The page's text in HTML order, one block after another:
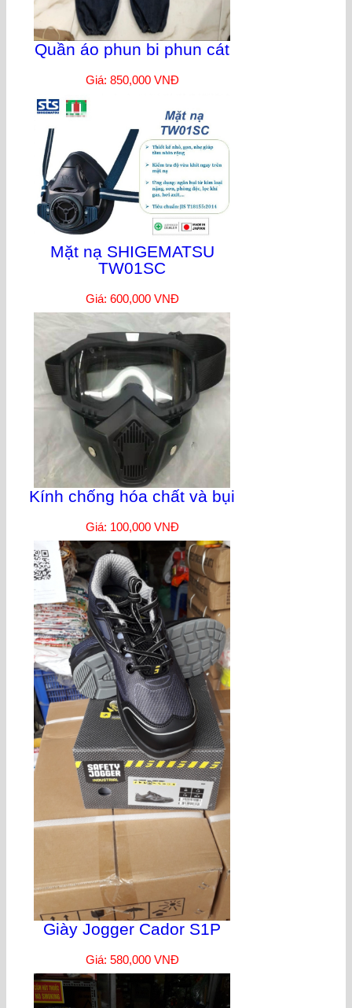
Quần áo phun bi phun cát
Giá: 850,000 VNĐ
Mặt nạ SHIGEMATSU
TW01SC
Giá: 600,000 VNĐ
Kính chống hóa chất và bụi
Giá: 100,000 VNĐ
Giày Jogger Cador S1P
Giá: 580,000 VNĐ